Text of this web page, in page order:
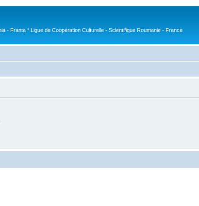
- Franta * Ligue de Coopération Culturelle - Scientifique Roumanie - France